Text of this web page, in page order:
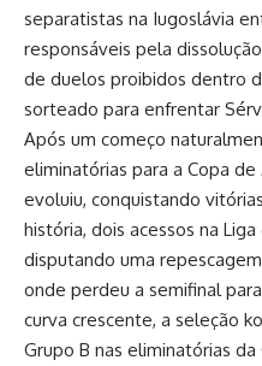
separatistas na Iugoslávia
responsáveis pela
de duelos proibidos dentro
sorteado para enfrentar
Após um começo
eliminatórias para a Copa
evoluiu, conquistando
história, dois acessos na Liga
disputando uma
onde perdeu a semifinal
curva crescente, a seleção
Grupo B nas eliminatórias